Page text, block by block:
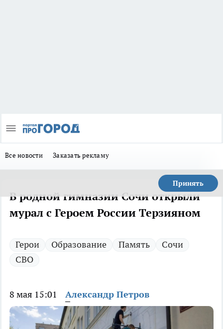
Все новости Заказать рекламу
Принять
В родной гимназии Сочи открыли
мурал с Героем России Терзияном
Герои Образование Память
Сочи
СВО
8 мая 15:01 Александр Петров